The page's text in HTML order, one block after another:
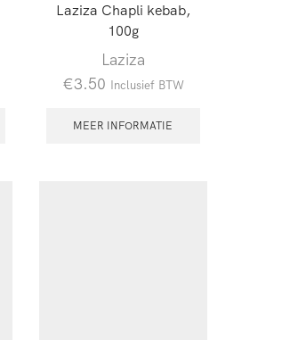
Laziza Chapli kebab,
100g
Laziza
€3.50 Inclusief BTW
MEER INFORMATIE